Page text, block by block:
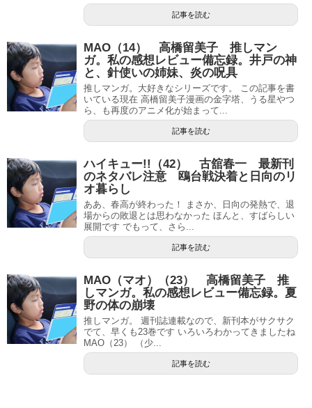
記事を読む
MAO（14） 高橋留美子 推しマン
ガ。私の感想レビュー備忘録。井戸の神
と、針使いの姉妹、炎の呪具
推しマンガ。大好きなシリーズです。 この記事を書
いている現在 高橋留美子漫画の金字塔、うる星やつ
ら、も再度のアニメ化が始まって...
記事を読む
ハイキュー!!（42） 古舘春一 最新刊
のネタバレ注意 鴎台戦決着と日向のリ
オ暮らし
ああ、春高が終わった！ まさか、日向の発熱で、退
場からの敗退とは思わなかった ほんと、すばらしい
展開です でもって、さら...
記事を読む
MAO（マオ）（23） 高橋留美子 推
しマンガ。私の感想レビュー備忘録。夏
野の体の崩壊
推しマンガ。 週刊誌連載なので、新刊本がサクサク
でて、早くも23巻です いろいろわかってきましたね
MAO（23） （少...
記事を読む